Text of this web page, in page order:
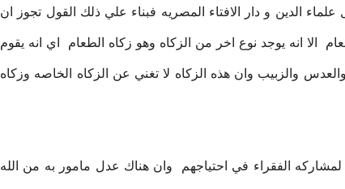
الدين و دار الافتاء المصريه فبناء علي ذلك القول تجوز ان
الا انه يوجد نوع اخر من الزكاه وهو زكاه الطعام اي انه يقوم
والزبيب وان هذه الزكاه لا تغني عن الزكاه الخاصه وزكاه
الفقراء في احتياجهم وان هناك عدل مامور به من الله